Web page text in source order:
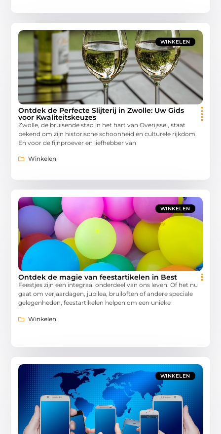
WINKELEN
Ontdek de Perfecte Slijterij in Zwolle: Uw Gids
voor Kwaliteitskeuzes
Zwolle, de bruisende stad in het hart van Overijssel, staat
bekend om zijn historische schoonheid en culturele rijkdom.
En voor de fijnproever en liefhebber van
Winkelen
WINKELEN
Ontdek de magie van feestartikelen in Best
Feestjes zijn een integraal onderdeel van ons leven. Of het nu
gaat om verjaardagen, jubilea, bruiloften of andere speciale
gelegenheden, feestartikelen helpen om een unieke
Winkelen
WINKELEN